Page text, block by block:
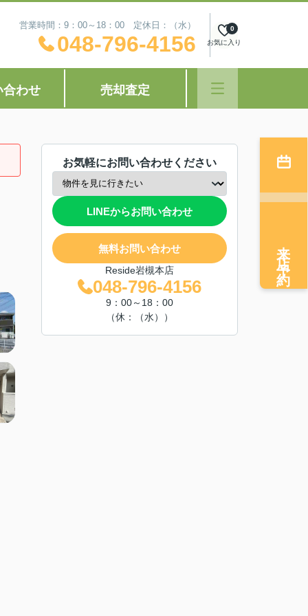
営業時間：9：00～18：00 定休日：（水）
048-796-4156 お気に入り
0
合わせ 売却査定
お気軽にお問い合わせください
LINEからお問い合わせ
無料お問い合わせ
Reside岩槻本店
048-796-4156
9：00～18：00
（休：（水））
来店予約